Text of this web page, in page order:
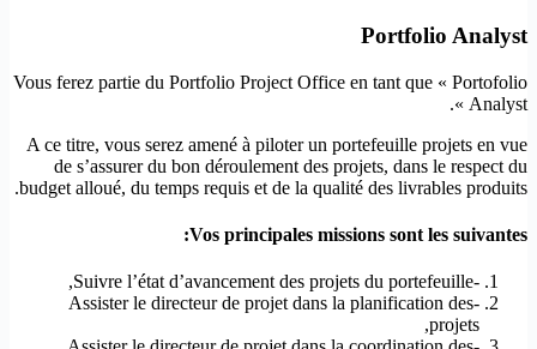
Portfolio Analyst
Vous ferez partie du Portfolio Project Office en tant que « Portofolio
Analyst ».
A ce titre, vous serez amené à piloter un portefeuille projets en vue
de s’assurer du bon déroulement des projets, dans le respect du
budget alloué, du temps requis et de la qualité des livrables produits.
Vos principales missions sont les suivantes:
-Suivre l’état d’avancement des projets du portefeuille,
-Assister le directeur de projet dans la planification des
projets,